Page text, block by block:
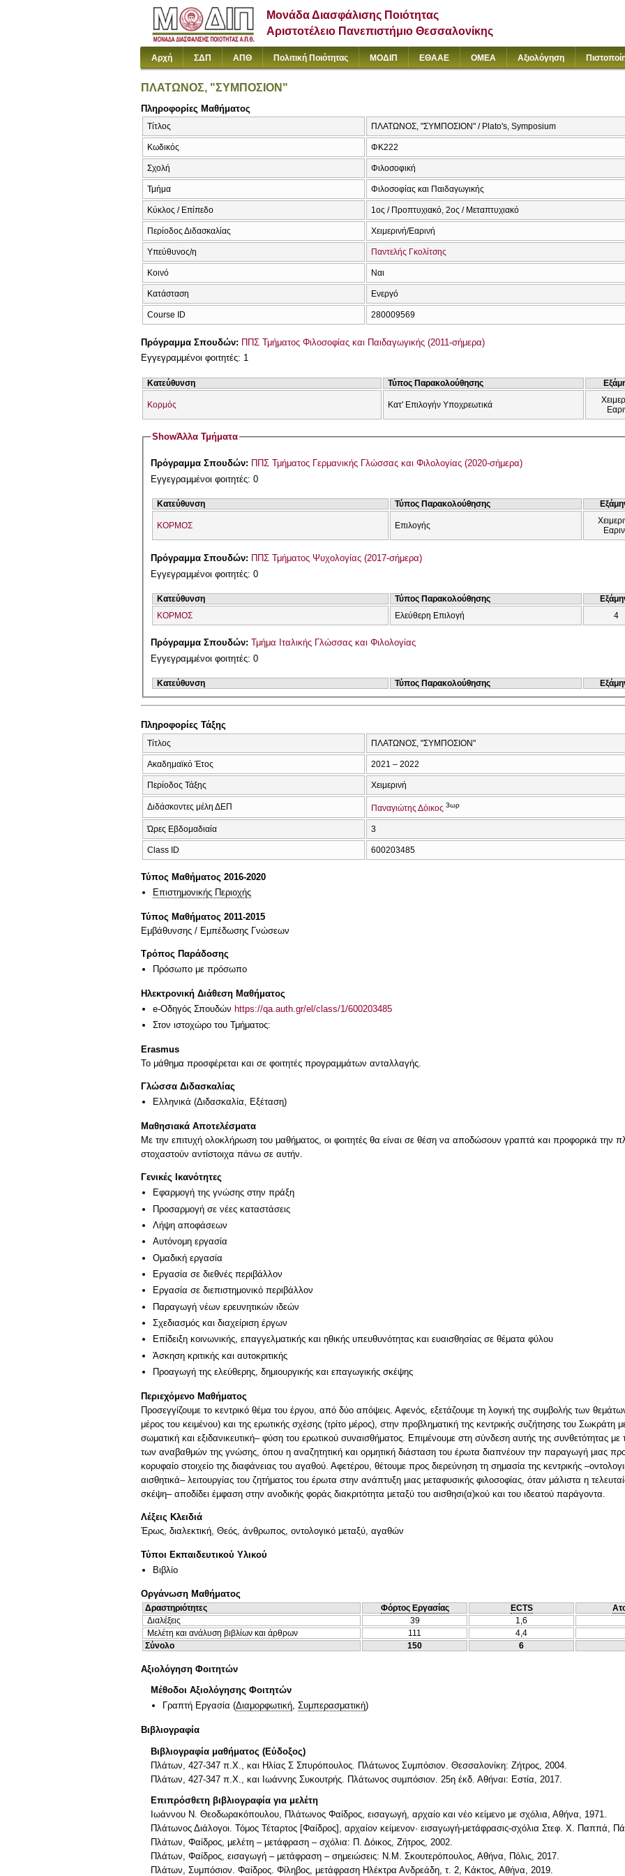
Μονάδα Διασφάλισης Ποιότητας
Αριστοτέλειο Πανεπιστήμιο Θεσσαλονίκης
Αρχή ΣΔΠ ΑΠΘ Πολιτική Ποιότητας ΜΟΔΙΠ ΕΘΑΑΕ ΟΜΕΑ Αξιολόγηση
ΠΛΑΤΩΝΟΣ, "ΣΥΜΠΟΣΙΟΝ"
Πληροφορίες Μαθήματος
Τίτλος ΠΛΑΤΩΝΟΣ, "ΣΥΜΠΟΣΙΟΝ" / Plato's, Symposium
Κωδικός ΦΚ222
Σχολή Φιλοσοφική
Τμήμα Φιλοσοφίας και Παιδαγωγικής
Κύκλος / Επίπεδο 1ος / Προπτυχιακό, 2ος / Μεταπτυχιακό
Περίοδος Διδασκαλίας Χειμερινή/Εαρινή
Υπεύθυνος/η Παντελής Γκολίτσης
Κοινό Ναι
Κατάσταση Ενεργό
Course ID 280009569
Πρόγραμμα Σπουδών: ΠΠΣ Τμήματος Φιλοσοφίας και Παιδαγωγικής (2011-σήμερα)
Εγγεγραμμένοι φοιτητές: 1
Κατεύθυνση Τύπος Παρακολούθησης
Κορμός Κατ' Επιλογήν Υποχρεωτικά
ShowΆλλα Τμήματα
Πρόγραμμα Σπουδών: ΠΠΣ Τμήματος Γερμανικής Γλώσσας και Φιλολογίας (2020-σήμερα)
Εγγεγραμμένοι φοιτητές: 0
Κατεύθυνση Τύπος Παρακολούθησης
ΚΟΡΜΟΣ Επιλογής
Πρόγραμμα Σπουδών: ΠΠΣ Τμήματος Ψυχολογίας (2017-σήμερα)
Εγγεγραμμένοι φοιτητές: 0
Κατεύθυνση Τύπος Παρακολούθησης
ΚΟΡΜΟΣ
Ελεύθερη Επιλογή 4
Πρόγραμμα Σπουδών:Τμήμα Ιταλικής Γλώσσας και Φιλολογίας
Εγγεγραμμένοι φοιτητές: 0
Κατεύθυνση Τύπος Παρακολούθησης
Πληροφορίες Τάξης
Τίτλος ΠΛΑΤΩΝΟΣ, "ΣΥΜΠΟΣΙΟΝ"
Ακαδημαϊκό Έτος 2021 – 2022
Περίοδος Τάξης Χειμερινή
Διδάσκοντες μέλη ΔΕΠ Παναγιώτης Δόικος 3ωρ
Ώρες Εβδομαδιαία 3
Class ID 600203485
Τύπος Μαθήματος 2016-2020
Επιστημονικής Περιοχής
Τύπος Μαθήματος 2011-2015
Εμβάθυνσης / Εμπέδωσης Γνώσεων
Τρόπος Παράδοσης
Πρόσωπο με πρόσωπο
Ηλεκτρονική Διάθεση Μαθήματος
e-Οδηγός Σπουδών https://qa.auth.gr/el/class/1/600203485
Στον ιστοχώρο του Τμήματος:
Erasmus
Το μάθημα προσφέρεται και σε φοιτητές προγραμμάτων ανταλλαγής.
Γλώσσα Διδασκαλίας
Ελληνικά (Διδασκαλία, Εξέταση)
Μαθησιακά Αποτελέσματα
Με την επιτυχή ολοκλήρωση του μαθήματος, οι φοιτητές θα είναι σε θέση να αποδώσουν γραπτά και προφορικά την
Γενικές Ικανότητες
Εφαρμογή της γνώσης στην πράξη
Προσαρμογή σε νέες καταστάσεις
Λήψη αποφάσεων
Αυτόνομη εργασία
Ομαδική εργασία
Εργασία σε διεθνές περιβάλλον
Εργασία σε διεπιστημονικό περιβάλλον
Παραγωγή νέων ερευνητικών ιδεών
Σχεδιασμός και διαχείριση έργων
Επίδειξη κοινωνικής, επαγγελματικής και ηθικής υπευθυνότητας και ευαισθησίας σε θέματα φύλου
Άσκηση κριτικής και αυτοκριτικής
Προαγωγή της ελεύθερης, δημιουργικής και επαγωγικής σκέψης
Περιεχόμενο Μαθήματος
Προσεγγίζουμε το κεντρικό θέμα του έργου, από δύο απόψεις. Αφενός, εξετάζουμε τη λογική της συμβολής των
μέρος του κειμένου) και της ερωτικής σχέσης (τρίτο μέρος), στην προβληματική της κεντρικής συζήτησης του Σωκράτη
σωματική και εξιδανικευτική– φύση του ερωτικού συναισθήματος. Επιμένουμε στη σύνδεση αυτής της συνθετότητας
των αναβαθμών της γνώσης, όπου η αναζητητική και ορμητική διάσταση του έρωτα διαπνέουν την παραγωγή μιας
κορυφαίο στοιχείο της διαφάνειας του αγαθού. Αφετέρου, θέτουμε προς διερεύνηση τη σημασία της κεντρικής
αισθητικά– λειτουργίας του ζητήματος του έρωτα στην ανάπτυξη μιας μεταφυσικής φιλοσοφίας, όταν μάλιστα η
σκέψη– αποδίδει έμφαση στην ανοδικής φοράς διακριτότητα μεταξύ του αισθησι(α)κού και του ιδεατού παράγοντα.
Λέξεις Κλειδιά
Έρως, διαλεκτική, Θεός, άνθρωπος, οντολογικό μεταξύ, αγαθών
Τύποι Εκπαιδευτικού Υλικού
Βιβλίο
Οργάνωση Μαθήματος
Δραστηριότητες Φόρτος Εργασίας ECTS
Διαλέξεις
39 1,6
Μελέτη και ανάλυση βιβλίων και άρθρων
111 4,4
Σύνολο
150 6
Αξιολόγηση Φοιτητών
Μέθοδοι Αξιολόγησης Φοιτητών
Γραπτή Εργασία (Διαμορφωτική, Συμπερασματική)
Βιβλιογραφία
Βιβλιογραφία μαθήματος (Εύδοξος)
Πλάτων, 427-347 π.Χ., και Ηλίας Σ Σπυρόπουλος. Πλάτωνος Συμπόσιον. Θεσσαλονίκη: Ζήτρος, 2004.
Πλάτων, 427-347 π.Χ., και Ιωάννης Συκουτρής. Πλάτωνος συμπόσιον. 25η έκδ. Αθήναι: Εστία, 2017.
Επιπρόσθετη βιβλιογραφία για μελέτη
Ιωάννου Ν. Θεοδωρακόπουλου, Πλάτωνος Φαίδρος, εισαγωγή, αρχαίο και νέο κείμενο με σχόλια, Αθήνα, 1971.
Πλάτωνος Διάλογοι. Τόμος Τέταρτος [Φαίδρος], αρχαίον κείμενον· εισαγωγή-μετάφρασις-σχόλια Στεφ. Χ. Παππά,
Πλάτων, Φαίδρος, μελέτη – μετάφραση – σχόλια: Π. Δόικος, Ζήτρος, 2002.
Πλάτων, Φαίδρος, εισαγωγή – μετάφραση – σημειώσεις: Ν.Μ. Σκουτερόπουλος, Αθήνα, Πόλις, 2017.
Πλάτων, Συμπόσιον. Φαίδρος. Φίληβος, μετάφραση Ηλέκτρα Ανδρεάδη, τ. 2, Κάκτος, Αθήνα, 2019.